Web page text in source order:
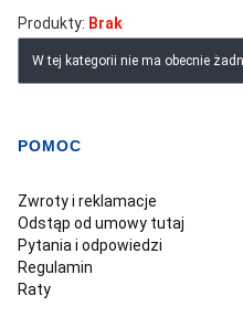
Produkty: Brak
Lista produktów
W tej kategorii nie ma obecnie
Linki w stopce
POMOC
Zwroty i reklamacje
Odstąp od umowy tutaj
Pytania i odpowiedzi
Regulamin
Raty